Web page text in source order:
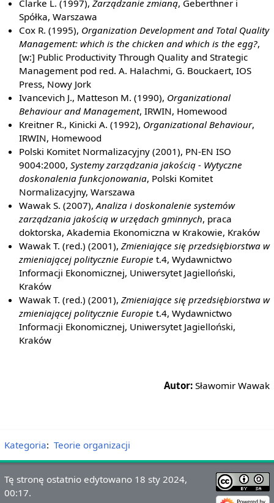
Clarke L. (1997),Zarządzanie zmianą, Geberthner i
Spółka, Warszawa
Cox R. (1995), Organization Development and Total Quality
Management: which is the chicken and which is the egg?,
[w:] Public Productivity Through Quality and Strategic
Management pod red. A. Halachmi, G. Bouckaert, IOS
Press, Nowy Jork
Ivancevich J., Matteson M. (1990), Organizational
Behaviour and Management, IRWIN, Homewood
Kreitner R., Kinicki A. (1992), Organizational Behaviour,
IRWIN, Homewood
Polski Komitet Normalizacyjny (2001), PN-EN ISO
9004:2000,Systemy zarządzania jakością - Wytyczne
doskonalenia funkcjonowania, Polski Komitet
Normalizacyjny, Warszawa
Wawak S. (2007),Analiza i doskonalenie systemów
zarządzania jakością w urzędach gminnych, praca
doktorska, Akademia Ekonomiczna w Krakowie, Kraków
Wawak T. (red.) (2001),Zmieniające się przedsiębiorstwa w
zmieniającej politycznie Europie t.4, Wydawnictwo
Informacji Ekonomicznej, Uniwersytet Jagielloński,
Kraków
Wawak T. (red.) (2001),Zmieniające się przedsiębiorstwa w
zmieniającej politycznie Europie t.4, Wydawnictwo
Informacji Ekonomicznej, Uniwersytet Jagielloński,
Kraków
Autor: Sławomir Wawak
Kategoria: Teorie organizacji
Tę stronę ostatnio edytowano 18 sty 2024,
00:17.